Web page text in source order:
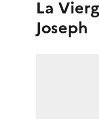
La Vierge et l'Enfant sur un âne, suivis à pied par saint
Joseph